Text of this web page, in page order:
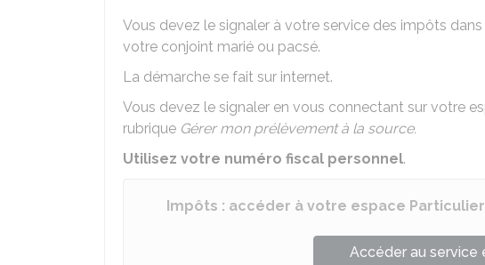
Vous devez le signaler à votre service des impôts dans
votre conjoint marié ou pacsé.
La démarche se fait sur internet.
Vous devez le signaler en vous connectant sur votre
rubrique Gérer mon prélèvement à la source.
Utilisez votre numéro fiscal personnel.
Impôts : accéder à votre espace Particulier
Accéder au service